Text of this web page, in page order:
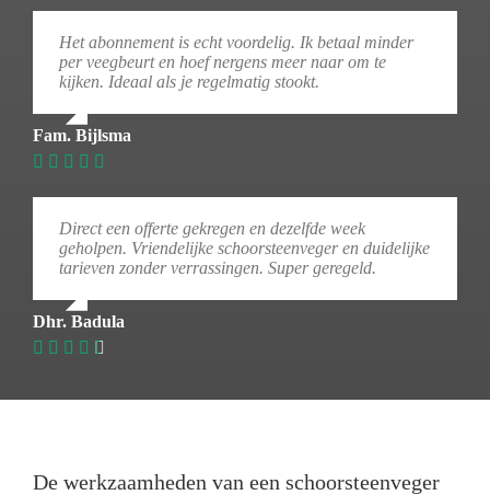
Het abonnement is echt voordelig. Ik betaal minder
per veegbeurt en hoef nergens meer naar om te
kijken. Ideaal als je regelmatig stookt.
Fam. Bijlsma
Direct een offerte gekregen en dezelfde week
geholpen. Vriendelijke schoorsteenveger en duidelijke
tarieven zonder verrassingen. Super geregeld.
Dhr. Badula
De werkzaamheden van een schoorsteenveger